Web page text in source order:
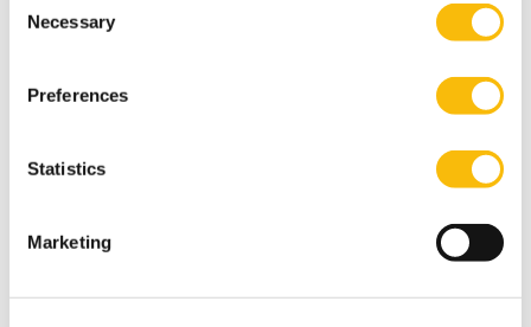
Selection
Necessary
Preferences
Statistics
Marketing
Taal:
Nederlands